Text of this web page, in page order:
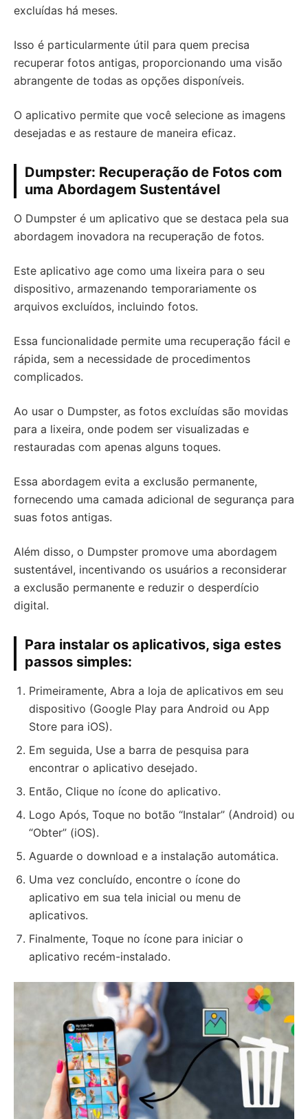
excluídas há meses.
Isso é particularmente útil para quem precisa
recuperar fotos antigas, proporcionando uma visão
abrangente de todas as opções disponíveis.
O aplicativo permite que você selecione as imagens
desejadas e as restaure de maneira eficaz.
Dumpster: Recuperação de Fotos com
uma Abordagem Sustentável
O Dumpster é um aplicativo que se destaca pela sua
abordagem inovadora na recuperação de fotos.
Este aplicativo age como uma lixeira para o seu
dispositivo, armazenando temporariamente os
arquivos excluídos, incluindo fotos.
Essa funcionalidade permite uma recuperação fácil e
rápida, sem a necessidade de procedimentos
complicados.
Ao usar o Dumpster, as fotos excluídas são movidas
para a lixeira, onde podem ser visualizadas e
restauradas com apenas alguns toques.
Essa abordagem evita a exclusão permanente,
fornecendo uma camada adicional de segurança para
suas fotos antigas.
Além disso, o Dumpster promove uma abordagem
sustentável, incentivando os usuários a reconsiderar
a exclusão permanente e reduzir o desperdício
digital.
Para instalar os aplicativos, siga estes
passos simples:
Primeiramente, Abra a loja de aplicativos em seu
dispositivo (Google Play para Android ou App
Store para iOS).
Em seguida, Use a barra de pesquisa para
encontrar o aplicativo desejado.
Então, Clique no ícone do aplicativo.
Logo Após, Toque no botão “Instalar” (Android) ou
“Obter” (iOS).
Aguarde o download e a instalação automática.
Uma vez concluído, encontre o ícone do
aplicativo em sua tela inicial ou menu de
aplicativos.
Finalmente, Toque no ícone para iniciar o
aplicativo recém-instalado.